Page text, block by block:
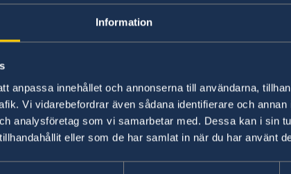
Information
anpassa innehållet och annonserna till användarna,
Vi vidarebefordrar även sådana identifierare och annan
analysföretag som vi samarbetar med. Dessa kan i sin
eller som de har samlat in när du har använt
Ambassadens reseinformation innehåller
information och aktuella
som kan påverka dig som är i
reseinformation –
På
råd
UD
ner appen UD Resklar